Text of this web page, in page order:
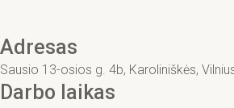
Adresas
Sausio 13-osios g. 4b, Karoliniškės,
Darbo laikas